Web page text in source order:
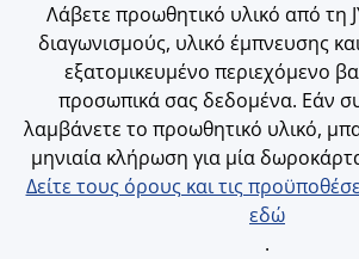
Λάβετε προωθητικό υλικό από τη
διαγωνισμούς, υλικό έμπνευσης
εξατομικευμένο περιεχόμενο
προσωπικά σας δεδομένα. Εάν
λαμβάνετε το προωθητικό υλικό,
μηνιαία κλήρωση για μία
Δείτε τους όρους και τις
εδώ
.